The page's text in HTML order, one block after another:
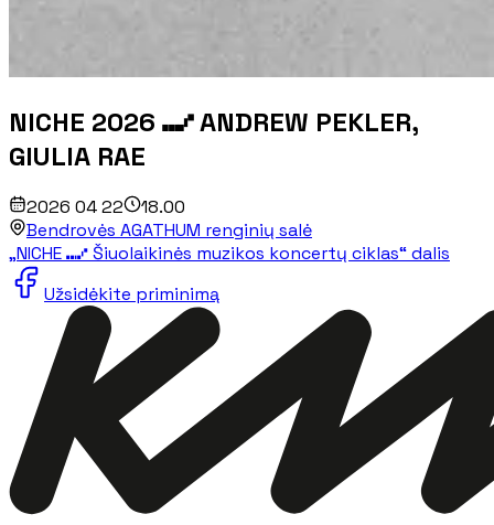
NICHE 2026 ⑉⑇ ANDREW PEKLER,
GIULIA RAE
2026 04 22
18.00
Bendrovės AGATHUM renginių salė
„NICHE ⑉⑇ Šiuolaikinės muzikos koncertų ciklas“ dalis
Užsidėkite priminimą